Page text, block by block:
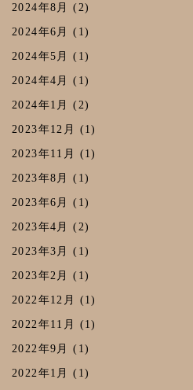
ぶ・
ステ
ー
キ】
2024年8月 (2)
2024年6月 (1)
2024年5月 (1)
2024年4月 (1)
2024年1月 (2)
2023年12月 (1)
2023年11月 (1)
2023年8月 (1)
2023年6月 (1)
2023年4月 (2)
2023年3月 (1)
2023年2月 (1)
2022年12月 (1)
2022年11月 (1)
2022年9月 (1)
2022年1月 (1)